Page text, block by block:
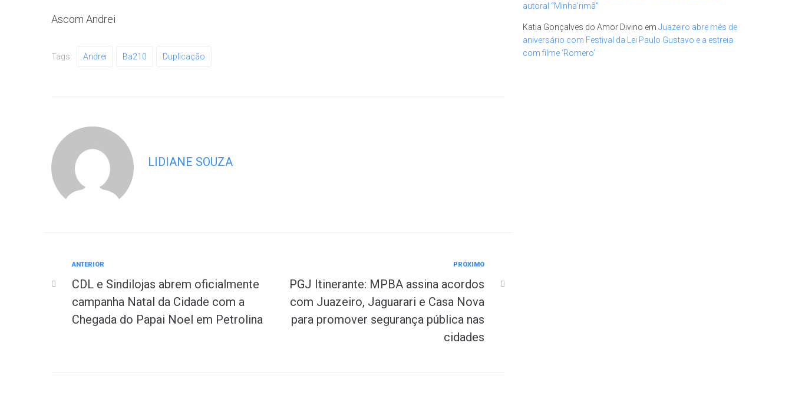
Ascom Andrei
Tags: Andrei Ba210 Duplicação
LIDIANE SOUZA
ANTERIOR
CDL e Sindilojas abrem oficialmente
campanha Natal da Cidade com a
Chegada do Papai Noel em Petrolina
PRÓXIMO
PGJ Itinerante: MPBA assina acordos
com Juazeiro, Jaguarari e Casa Nova
para promover segurança pública nas
cidades
autoral “Minha’rimã”
Katia Gonçalves do Amor Divino em Juazeiro abre mês de
aniversário com Festival da Lei Paulo Gustavo e a estreia
com filme ‘Romero’